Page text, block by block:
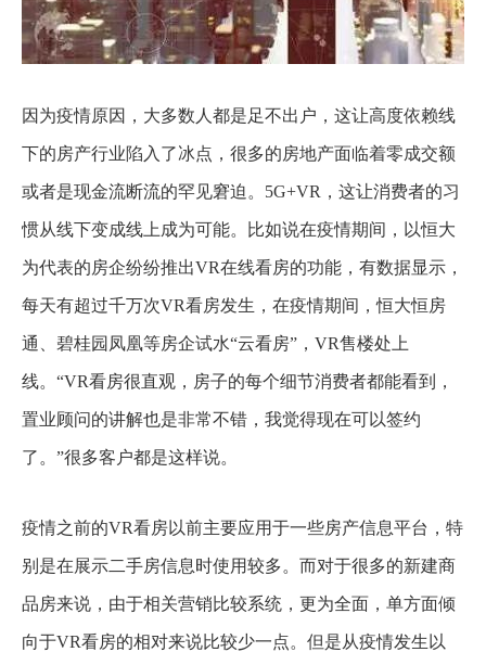
因为疫情原因，大多数人都是足不出户，这让高度依赖线
下的房产行业陷入了冰点，很多的房地产面临着零成交额
或者是现金流断流的罕见窘迫。5G+VR，这让消费者的习
惯从线下变成线上成为可能。比如说在疫情期间，以恒大
为代表的房企纷纷推出VR在线看房的功能，有数据显示，
每天有超过千万次VR看房发生，在疫情期间，恒大恒房
通、碧桂园凤凰等房企试水“云看房”，VR售楼处上
线。“VR看房很直观，房子的每个细节消费者都能看到，
置业顾问的讲解也是非常不错，我觉得现在可以签约
了。”很多客户都是这样说。
疫情之前的VR看房以前主要应用于一些房产信息平台，特
别是在展示二手房信息时使用较多。而对于很多的新建商
品房来说，由于相关营销比较系统，更为全面，单方面倾
向于VR看房的相对来说比较少一点。但是从疫情发生以